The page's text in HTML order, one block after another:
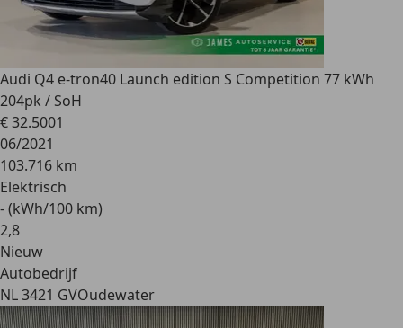
Audi Q4 e-tron40 Launch edition S Competition 77 kWh
204pk / SoH
€ 32.5001
06/2021
103.716 km
Elektrisch
- (kWh/100 km)
2,8
Nieuw
Autobedrijf
NL 3421 GVOudewater